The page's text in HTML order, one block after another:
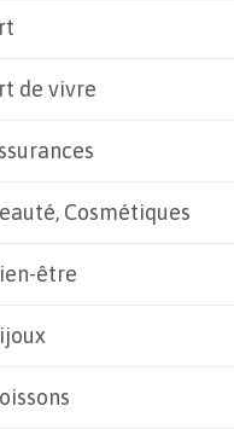
de vivre
Cosmétiques
être